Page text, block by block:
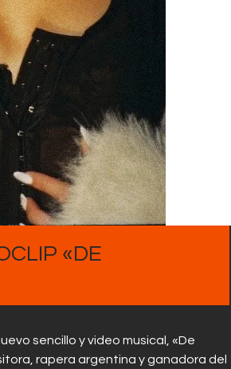
«DE
sencillo y video musical, «De
rapera argentina y ganadora del